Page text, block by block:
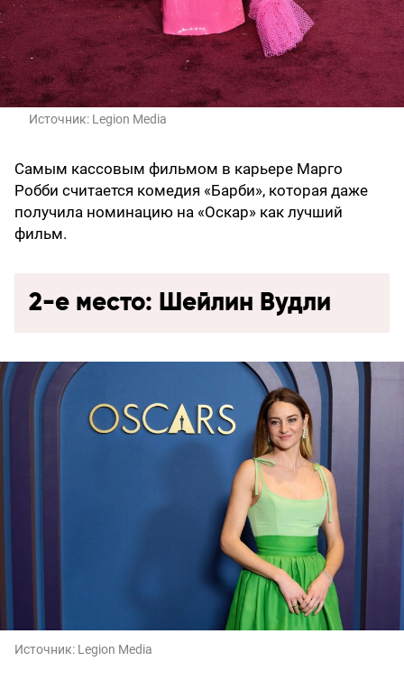
Источник: Legion Media
Самым кассовым фильмом в карьере Марго
Робби считается комедия «Барби», которая даже
получила номинацию на «Оскар» как лучший
фильм.
2-е место: Шейлин Вудли
Источник: Legion Media